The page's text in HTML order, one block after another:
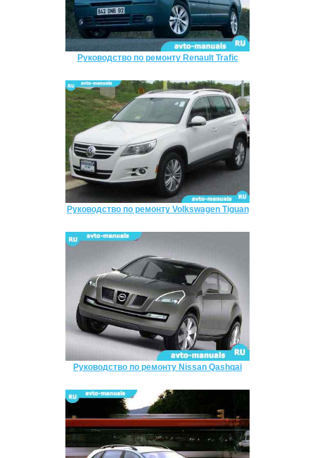
Руководство по ремонту Renault Trafic
Руководство по ремонту Volkswagen Tiguan
Руководство по ремонту Nissan Qashqai